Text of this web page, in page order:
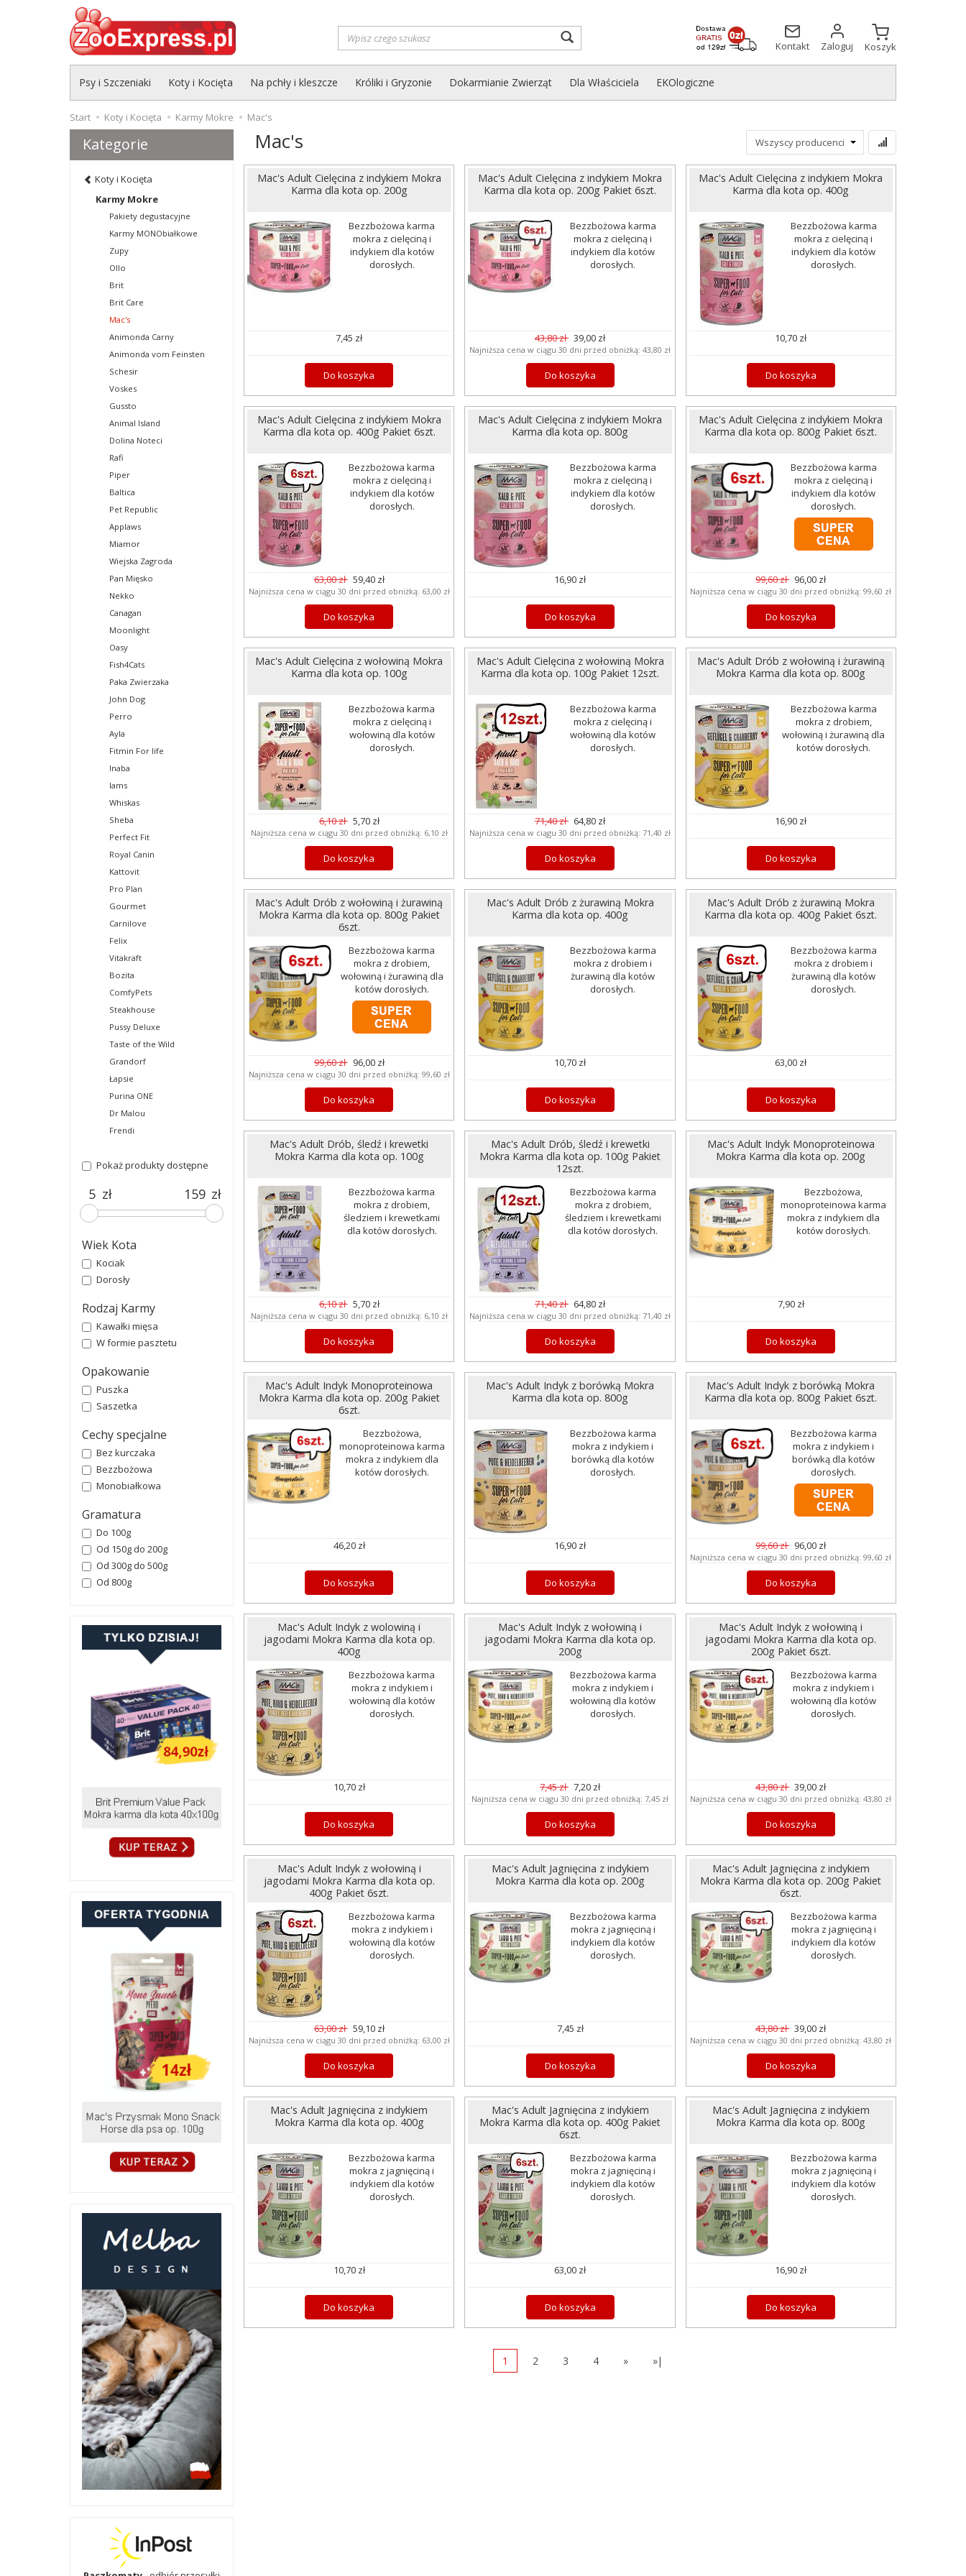
Kontakt
Zaloguj Koszyk
Psy i Szczeniaki Koty i Kocięta Na pchły i kleszcze Króliki i Gryzonie Dokarmianie Zwierząt Dla Właściciela EKOlogiczne
Start Koty i Kocięta Karmy Mokre Mac's
Mac's
Mac's Adult Cielęcina z indykiem Mokra
Karma dla kota op. 200g
Bezzbożowa karma
mokra z cielęciną i
indykiem dla kotów
dorosłych.
7,45 zł
Do koszyka
Mac's Adult Cielęcina z indykiem Mokra
Karma dla kota op. 200g Pakiet 6szt.
Bezzbożowa karma
mokra z cielęciną i
indykiem dla kotów
dorosłych.
43,80 zł 39,00 zł
Najniższa cena w ciągu 30 dni przed obniżką:43,80 zł
Do koszyka
Mac's Adult Cielęcina z indykiem Mokra
Karma dla kota op. 400g
Bezzbożowa karma
mokra z cielęciną i
indykiem dla kotów
dorosłych.
10,70 zł
Do koszyka
Mac's Adult Cielęcina z indykiem Mokra
Karma dla kota op. 400g Pakiet 6szt.
Bezzbożowa karma
mokra z cielęciną i
indykiem dla kotów
dorosłych.
63,00 zł 59,40 zł
Najniższa cena w ciągu 30 dni przed obniżką: 63,00 zł
Do koszyka
Mac's Adult Cielęcina z indykiem Mokra
Karma dla kota op. 800g
Bezzbożowa karma
mokra z cielęciną i
indykiem dla kotów
dorosłych.
16,90 zł
Do koszyka
Mac's Adult Cielęcina z indykiem Mokra
Karma dla kota op. 800g Pakiet 6szt.
Bezzbożowa karma
mokra z cielęciną i
indykiem dla kotów
dorosłych.
99,60 zł 96,00 zł
Najniższa cena w ciągu 30 dni przed obniżką:99,60 zł
Do koszyka
Mac's Adult Cielęcina z wołowiną Mokra
Karma dla kota op. 100g
Bezzbożowa karma
mokra z cielęciną i
wołowiną dla kotów
dorosłych.
6,10 zł 5,70 zł
Najniższa cena w ciągu 30 dni przed obniżką: 6,10 zł
Do koszyka
Mac's Adult Cielęcina z wołowiną Mokra
Karma dla kota op. 100g Pakiet 12szt.
Bezzbożowa karma
mokra z cielęciną i
wołowiną dla kotów
dorosłych.
71,40 zł 64,80 zł
Najniższa cena w ciągu 30 dni przed obniżką:71,40 zł
Do koszyka
Mac's Adult Drób z wołowiną i żurawiną
Mokra Karma dla kota op. 800g
Bezzbożowa karma
mokra z drobiem,
wołowiną i żurawiną dla
kotów dorosłych.
16,90 zł
Do koszyka
Mac's Adult Drób z wołowiną i żurawiną
Mokra Karma dla kota op. 800g Pakiet
6szt.
Bezzbożowa karma
mokra z drobiem,
wołowiną i żurawiną dla
kotów dorosłych.
99,60 zł 96,00 zł
Najniższa cena w ciągu 30 dni przed obniżką: 99,60 zł
Do koszyka
Mac's Adult Drób z żurawiną Mokra
Karma dla kota op. 400g
Bezzbożowa karma
mokra z drobiem i
żurawiną dla kotów
dorosłych.
10,70 zł
Do koszyka
Mac's Adult Drób z żurawiną Mokra
Karma dla kota op. 400g Pakiet 6szt.
Bezzbożowa karma
mokra z drobiem i
żurawiną dla kotów
dorosłych.
63,00 zł
Do koszyka
Mac's Adult Drób, śledź i krewetki
Mokra Karma dla kota op. 100g
Bezzbożowa karma
mokra z drobiem,
śledziem i krewetkami
dla kotów dorosłych.
6,10 zł 5,70 zł
Najniższa cena w ciągu 30 dni przed obniżką: 6,10 zł
Do koszyka
Mac's Adult Drób, śledź i krewetki
Mokra Karma dla kota op. 100g Pakiet
12szt.
Bezzbożowa karma
mokra z drobiem,
śledziem i krewetkami
dla kotów dorosłych.
71,40 zł 64,80 zł
Najniższa cena w ciągu 30 dni przed obniżką:71,40 zł
Do koszyka
Mac's Adult Indyk Monoproteinowa
Mokra Karma dla kota op. 200g
Bezzbożowa,
monoproteinowa karma
mokra z indykiem dla
kotów dorosłych.
7,90 zł
Do koszyka
Mac's Adult Indyk Monoproteinowa
Mokra Karma dla kota op. 200g Pakiet
6szt.
Bezzbożowa,
monoproteinowa karma
mokra z indykiem dla
kotów dorosłych.
46,20 zł
Do koszyka
Mac's Adult Indyk z borówką Mokra
Karma dla kota op. 800g
Bezzbożowa karma
mokra z indykiem i
borówką dla kotów
dorosłych.
16,90 zł
Do koszyka
Mac's Adult Indyk z borówką Mokra
Karma dla kota op. 800g Pakiet 6szt.
Bezzbożowa karma
mokra z indykiem i
borówką dla kotów
dorosłych.
99,60 zł 96,00 zł
Najniższa cena w ciągu 30 dni przed obniżką:99,60 zł
Do koszyka
Mac's Adult Indyk z wolowiną i
jagodami Mokra Karma dla kota op.
400g
Bezzbożowa karma
mokra z indykiem i
wołowiną dla kotów
dorosłych.
10,70 zł
Do koszyka
Mac's Adult Indyk z wołowiną i
jagodami Mokra Karma dla kota op.
200g
Bezzbożowa karma
mokra z indykiem i
wołowiną dla kotów
dorosłych.
7,45 zł 7,20 zł
Najniższa cena w ciągu 30 dni przed obniżką:7,45 zł
Do koszyka
Mac's Adult Indyk z wołowiną i
jagodami Mokra Karma dla kota op.
200g Pakiet 6szt.
Bezzbożowa karma
mokra z indykiem i
wołowiną dla kotów
dorosłych.
43,80 zł 39,00 zł
Najniższa cena w ciągu 30 dni przed obniżką:43,80 zł
Do koszyka
Mac's Adult Indyk z wołowiną i
jagodami Mokra Karma dla kota op.
400g Pakiet 6szt.
Bezzbożowa karma
mokra z indykiem i
wołowiną dla kotów
dorosłych.
63,00 zł 59,10 zł
Najniższa cena w ciągu 30 dni przed obniżką: 63,00 zł
Do koszyka
Mac's Adult Jagnięcina z indykiem
Mokra Karma dla kota op. 200g
Bezzbożowa karma
mokra z jagnięciną i
indykiem dla kotów
dorosłych.
7,45 zł
Do koszyka
Mac's Adult Jagnięcina z indykiem
Mokra Karma dla kota op. 200g Pakiet
6szt.
Bezzbożowa karma
mokra z jagnięciną i
indykiem dla kotów
dorosłych.
43,80 zł 39,00 zł
Najniższa cena w ciągu 30 dni przed obniżką:43,80 zł
Do koszyka
Mac's Adult Jagnięcina z indykiem
Mokra Karma dla kota op. 400g
Bezzbożowa karma
mokra z jagnięciną i
indykiem dla kotów
dorosłych.
10,70 zł
Do koszyka
Mac's Adult Jagnięcina z indykiem
Mokra Karma dla kota op. 400g Pakiet
6szt.
Bezzbożowa karma
mokra z jagnięciną i
indykiem dla kotów
dorosłych.
63,00 zł
Do koszyka
Mac's Adult Jagnięcina z indykiem
Mokra Karma dla kota op. 800g
Bezzbożowa karma
mokra z jagnięciną i
indykiem dla kotów
dorosłych.
16,90 zł
Do koszyka
1 2 3 4 » »|
Kategorie
Koty i Kocięta
Karmy Mokre
Pakiety degustacyjne
Karmy MONObiałkowe
Zupy
Ollo
Brit
Brit Care
Mac's
Animonda Carny
Animonda vom Feinsten
Schesir
Voskes
Gussto
Animal Island
Dolina Noteci
Rafi
Piper
Baltica
Pet Republic
Applaws
Miamor
Wiejska Zagroda
Pan Mięsko
Nekko
Canagan
Moonlight
Oasy
Fish4Cats
Paka Zwierzaka
John Dog
Perro
Ayla
Fitmin For life
Inaba
Iams
Whiskas
Sheba
Perfect Fit
Royal Canin
Kattovit
Pro Plan
Gourmet
Carnilove
Felix
Vitakraft
Bozita
ComfyPets
Steakhouse
Pussy Deluxe
Taste of the Wild
Grandorf
Łapsie
Purina ONE
Dr Malou
Frendi
Pokaż produkty dostępne
zł zł
Wiek Kota
Kociak
Dorosły
Rodzaj Karmy
Kawałki mięsa
W formie pasztetu
Opakowanie
Puszka
Saszetka
Cechy specjalne
Bez kurczaka
Bezzbożowa
Monobiałkowa
Gramatura
Do 100g
Od 150g do 200g
Od 300g do 500g
Od 800g